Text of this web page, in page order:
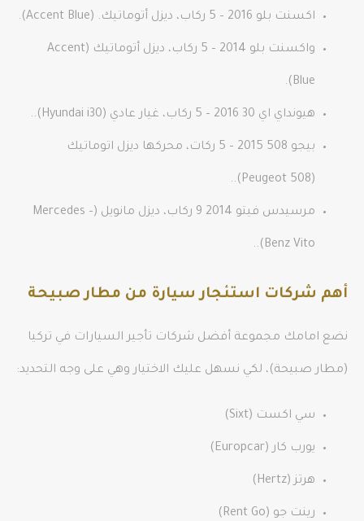
اكسنت بلو 2016 – 5 ركاب، ديزل أتوماتيك. (Accent Blue).
واكسنت بلو 2014 – 5 ركاب، ديزل أتوماتيك (Accent
Blue).
هيونداي اي 30 2016 – 5 ركاب، غيار عادي (Hyundai i30)..
بيجو 508 2015 – 5 ركات، محركها ديزل اتوماتيك
(Peugeot 508)..
مرسيدس فيتو 2014 9 ركاب، ديزل مانويل (Mercedes –
Benz Vito)..
أهم شركات استئجار سيارة من مطار صبيحة
نضع امامك مجموعة أفضل شركات تأجير السيارات في تركيا
(مطار صبيحة)، لكي نسهل عليك الاختيار وهي على وجه التحديد:
سي اكست (Sixt)
يورب كار (Europcar)
هرتز (Hertz)
رينت جو (Rent Go)